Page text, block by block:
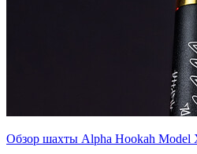
Обзор шахты Alpha Hookah Model